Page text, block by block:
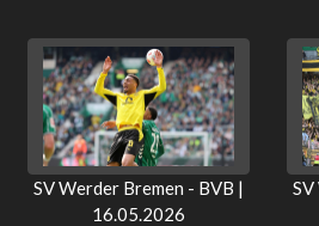
SV Werder Bremen - BVB |
16.05.2026